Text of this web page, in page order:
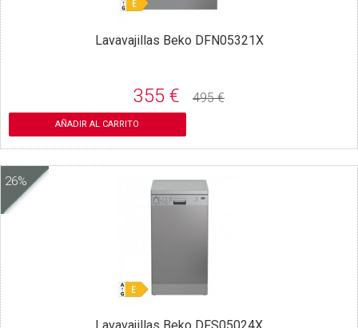
Lavavajillas Beko DFN05321X
355 € 495 €
AÑADIR AL CARRITO
26%